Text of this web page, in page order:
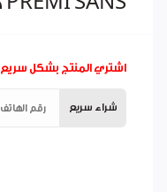
اشتري المنتج بشكل سريع
شراء سريع